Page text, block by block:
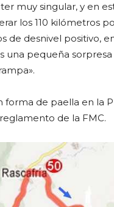
muy singular, y en
los 110 kilómetros
de desnivel positivo,
una pequeña
de paella en la
de la FMC.